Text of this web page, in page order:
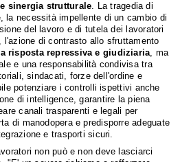
sinergia strutturale. La tragedia di
la necessità impellente di un cambio di
del lavoro e di tutela dei lavoratori
l'azione di contrasto allo sfruttamento
risposta repressiva e giudiziaria, ma
e una responsabilità condivisa tra
sindacati, forze dell'ordine e
potenziare i controlli ispettivi anche
di intelligence, garantire la piena
canali trasparenti e legali per
di manodopera e predisporre adeguate
e trasporti sicuri.
non può e non deve lasciarci